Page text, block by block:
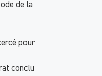
de la
pour
conclu